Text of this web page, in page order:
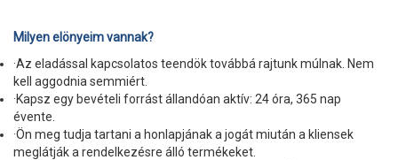
Milyen elönyeim vannak?
·Az eladással kapcsolatos teendök továbbá rajtunk múlnak. Nem
kell aggodnia semmiért.
·Kapsz egy bevételi forrást állandóan aktív: 24 óra, 365 nap
évente.
·Ön meg tudja tartani a honlapjának a jogát miután a kliensek
meglátják a rendelkezésre álló termékeket.